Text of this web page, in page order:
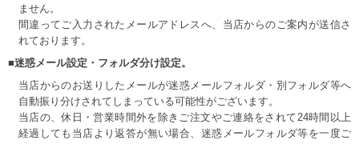
ません。
間違ってご入力されたメールアドレスへ、当店からのご案内が送信さ
れております。
■迷惑メール設定・フォルダ分け設定。
当店からのお送りしたメールが迷惑メールフォルダ・別フォルダ等へ
自動振り分けされてしまっている可能性がございます。
当店の、休日・営業時間外を除きご注文やご連絡をされて24時間以上
経過しても当店より返答が無い場合、迷惑メールフォルダ等を一度ご